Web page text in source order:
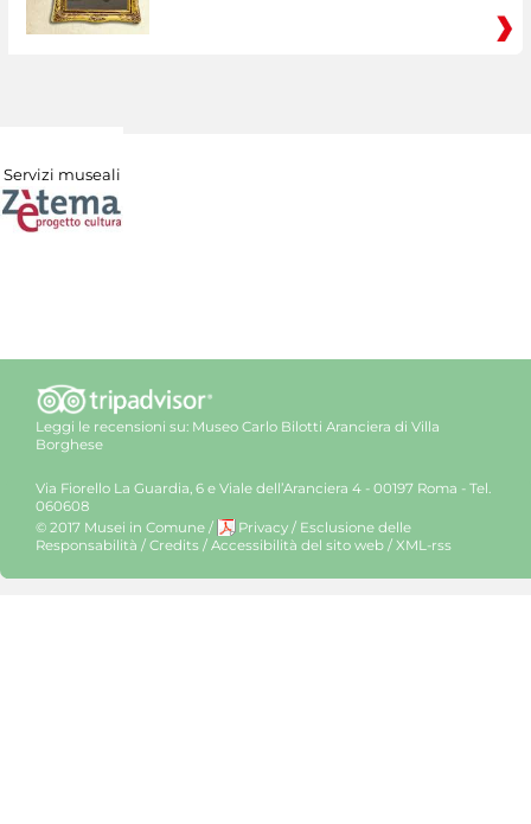
Servizi museali
Leggi le recensioni su: Museo Carlo Bilotti Aranciera di Villa
Borghese
Via Fiorello La Guardia, 6 e Viale dell’Aranciera 4 - 00197 Roma - Tel.
060608
© 2017 Musei in Comune / Privacy / Esclusione delle
Responsabilità / Credits / Accessibilità del sito web / XML-rss